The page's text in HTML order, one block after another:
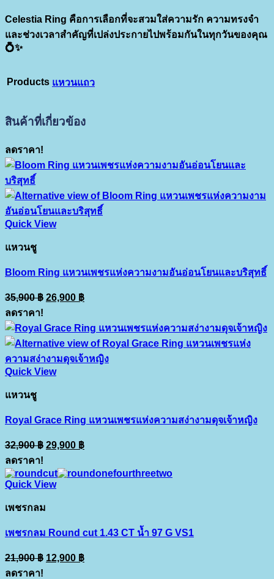
Celestia Ring คือการเลือกที่จะสวมใส่ความรัก ความทรงจำ
และช่วงเวลาสำคัญที่เปล่งประกายไปพร้อมกันในทุกวันของคุณ
💍✨
Products แหวนแถว
สินค้าที่เกี่ยวข้อง
ลดราคา!
Quick View
แหวนชู
Bloom Ring แหวนเพชรแห่งความงามอันอ่อนโยนและบริสุทธิ์
35,900฿ Original
price
35,900 ฿.
26,900 ฿Current
price
26,900 ฿.
ลดราคา!
Quick View
แหวนชู
Royal Grace Ring แหวนเพชรแห่งความสง่างามดุจเจ้าหญิง
32,900฿ Original
price
32,900 ฿.
29,900 ฿Current
price
29,900 ฿.
ลดราคา!
Quick View
เพชรกลม
เพชรกลม Round cut 1.43 CT น้ำ 97 G VS1
21,900฿ Original
price
12,900 ฿Current
price
ลดราคา!